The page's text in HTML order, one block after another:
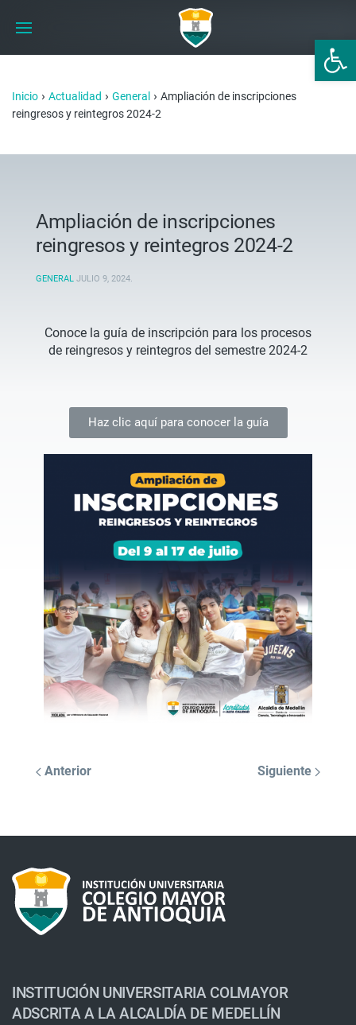
Abrir
Inicio › Actualidad › General › Ampliación de inscripciones
reingresos y reintegros 2024-2
Ampliación de inscripciones
reingresos y reintegros 2024-2
GENERAL JULIO 9, 2024.
Conoce la guía de inscripción para los procesos
de reingresos y reintegros del semestre 2024-2
Haz clic aquí para conocer la guía
Anterior Siguiente
INSTITUCIÓN UNIVERSITARIA COLMAYOR
ADSCRITA A LA ALCALDÍA DE MEDELLÍN